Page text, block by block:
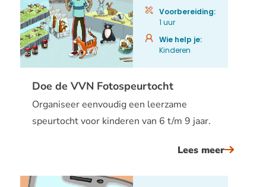
Doe de VVN Fotospeurtocht
Organiseer eenvoudig een leerzame
speurtocht voor kinderen van 6 t/m 9 jaar.
Lees meerover
Voorbereiding:
1 uur
Wie help je:
Kinderen